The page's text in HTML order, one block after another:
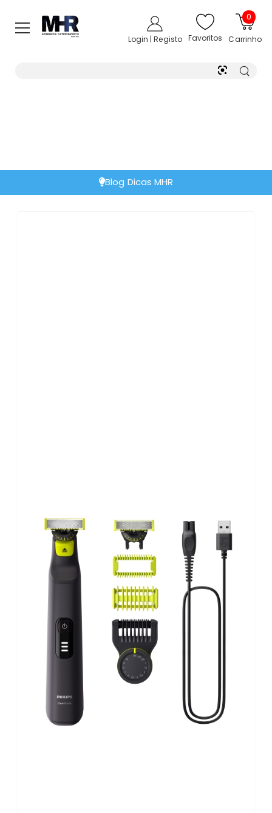
Login | Registo Favoritos
0
Carrinho
Blog Dicas MHR